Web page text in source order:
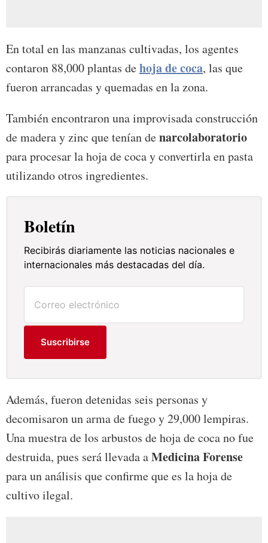
En total en las manzanas cultivadas, los agentes
contaron 88,000 plantas dehoja de coca, las que
fueron arrancadas y quemadas en la zona.
También encontraron una improvisada construcción
de madera y zinc que tenían denarcolaboratorio
para procesar la hoja de coca y convertirla en pasta
utilizando otros ingredientes.
Boletín
Recibirás diariamente las noticias nacionales e
internacionales más destacadas del día.
Suscribirse
Además, fueron detenidas seis personas y
decomisaron un arma de fuego y 29,000 lempiras.
Una muestra de los arbustos de hoja de coca no fue
destruida, pues será llevada aMedicina Forense
para un análisis que confirme que es la hoja de
cultivo ilegal.